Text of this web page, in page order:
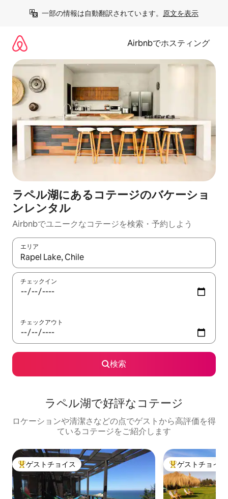
一部の情報は自動翻訳されています。 原文を表示
Airbnbでホスティング
ラペル湖にあるコテージのバケーショ
ンレンタル
Airbnbでユニークなコテージを検索・予約しよう
エリア
検索結果が表示されたら、上下の矢印キーを使って移動するか
チェックイン
チェックアウト
検索
ラペル湖で好評なコテージ
ロケーションや清潔さなどの点でゲストから高評価を得
ているコテージをご紹介します
大好評のゲストチョイスです。
ゲストチョイス 大好評のゲスト
ゲストチョイス